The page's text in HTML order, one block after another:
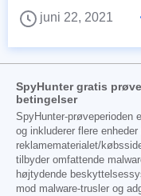
juni 22, 2021
SpyHunter gratis
betingelser
SpyHunter-prøveperioden
og inkluderer flere
reklamematerialet/
tilbyder omfattende
højtydende
mod malware-trusler og